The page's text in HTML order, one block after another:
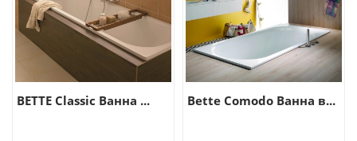
BETTE Classic Ванна ... Bette Comodo Ванна в...